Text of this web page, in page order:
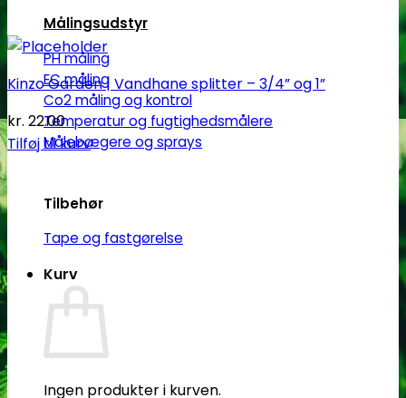
Målingsudstyr
PH måling
EC måling
Co2 måling og kontrol
Temperatur og fugtighedsmålere
Målebægere og sprays
Tilbehør
Tape og fastgørelse
Kurv
Ingen produkter i kurven.
Kinzo Garden | Vandhane splitter – 3/4” og 1”
kr. 22.00
Tilføj til kurv